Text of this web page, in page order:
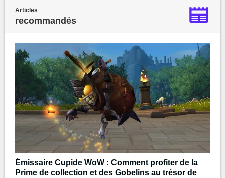
Articles
recommandés
Émissaire Cupide WoW : Comment profiter de la
Prime de collection et des Gobelins au trésor de